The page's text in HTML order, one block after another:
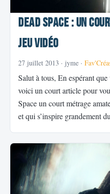
Dead Space : Un
jeu vidéo
27 juillet 2013 · jyme ·
Salut à tous, En espérant
voici un court article pour
Space un court métrage
et qui s’inspire grandement